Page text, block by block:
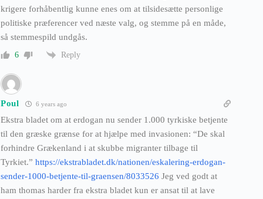
krigere forhåbentlig kunne enes om at tilsidesætte personlige
politiske præferencer ved næste valg, og stemme på en måde,
så stemmespild undgås.
6 Reply
Poul 6 years ago
Ekstra bladet om at erdogan nu sender 1.000 tyrkiske betjente
til den græske grænse for at hjælpe med invasionen: “De skal
forhindre Grækenland i at skubbe migranter tilbage til
Tyrkiet.” https://ekstrabladet.dk/nationen/eskalering-erdogan-
sender-1000-betjente-til-graensen/8033526 Jeg ved godt at
ham thomas harder fra ekstra bladet kun er ansat til at lave